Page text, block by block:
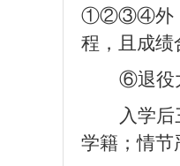
①②③④外，
程，且成绩
⑥退役
入学
学籍；情节